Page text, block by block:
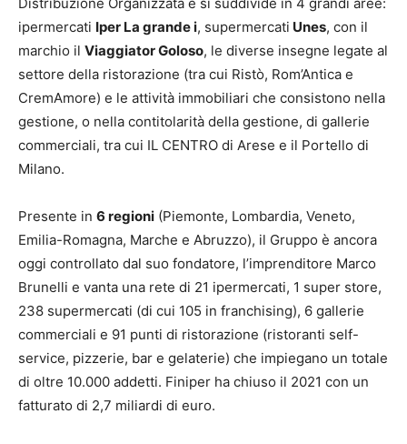
ipermercati Iper La grande i, supermercati Unes, con il
marchio il Viaggiator Goloso, le diverse insegne legate al
settore della ristorazione (tra cui Ristò, Rom’Antica e
CremAmore) e le attività immobiliari che consistono nella
gestione, o nella contitolarità della gestione, di gallerie
commerciali, tra cui IL CENTRO di Arese e il Portello di
Milano.
Presente in 6 regioni (Piemonte, Lombardia, Veneto,
Emilia-Romagna, Marche e Abruzzo), il Gruppo è ancora
oggi controllato dal suo fondatore, l’imprenditore Marco
Brunelli e vanta una rete di 21 ipermercati, 1 super store,
238 supermercati (di cui 105 in franchising), 6 gallerie
commerciali e 91 punti di ristorazione (ristoranti self-
service, pizzerie, bar e gelaterie) che impiegano un totale
di oltre 10.000 addetti. Finiper ha chiuso il 2021 con un
fatturato di 2,7 miliardi di euro.